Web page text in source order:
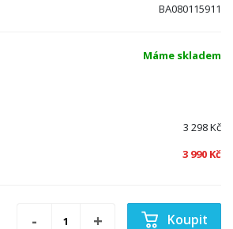
BA080115911
Máme skladem
3 298 Kč
3 990 Kč
Koupit